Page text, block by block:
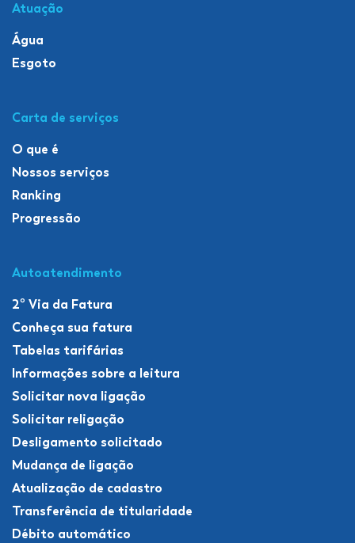
Atuação
Água
Esgoto
Carta de serviços
O que é
Nossos serviços
Ranking
Progressão
Autoatendimento
2º Via da Fatura
Conheça sua fatura
Tabelas tarifárias
Informações sobre a leitura
Solicitar nova ligação
Solicitar religação
Desligamento solicitado
Mudança de ligação
Atualização de cadastro
Transferência de titularidade
Débito automático